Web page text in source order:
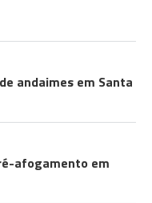
andaimes em Santa
afogamento em